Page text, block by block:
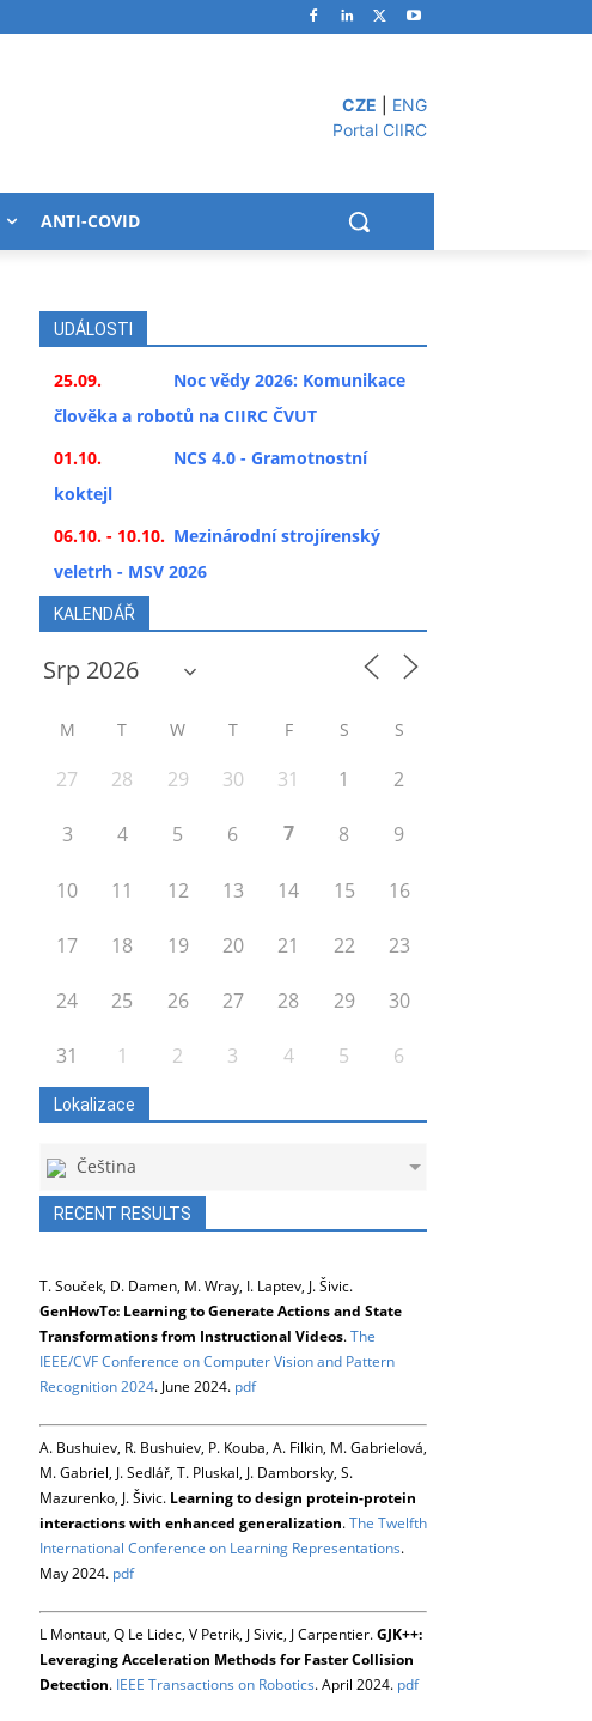
CZE
ENG
Portal CIIRC
ANTI-COVID
UDÁLOSTI
25.09.
Noc vědy 2026: Komunikace
člověka a robotů na CIIRC ČVUT
01.10.
NCS 4.0 - Gramotnostní
koktejl
06.10. - 10.10. Mezinárodní strojírenský
veletrh - MSV 2026
KALENDÁŘ
M T W T F S S
27 28 29 30 31 1 2
3 4 5 6 7 8 9
10 11 12 13 14 15 16
17 18 19 20 21 22 23
24 25 26 27 28 29 30
31 1 2 3 4 5 6
Lokalizace
Čeština
RECENT RESULTS
T. Souček, D. Damen, M. Wray, I. Laptev, J. Šivic.
GenHowTo: Learning to Generate Actions and State
Transformations from Instructional Videos.The
IEEE/CVF Conference on Computer Vision and Pattern
Recognition 2024. June 2024. pdf
A. Bushuiev, R. Bushuiev, P. Kouba, A. Filkin, M. Gabrielová,
M. Gabriel, J. Sedlář, T. Pluskal, J. Damborsky, S.
Mazurenko, J. Šivic. Learning to design protein-protein
interactions with enhanced generalization.The Twelfth
International Conference on Learning Representations.
May 2024. pdf
L Montaut, Q Le Lidec, V Petrik, J Sivic, J Carpentier.GJK++:
Leveraging Acceleration Methods for Faster Collision
Detection. IEEE Transactions on Robotics. April 2024. pdf